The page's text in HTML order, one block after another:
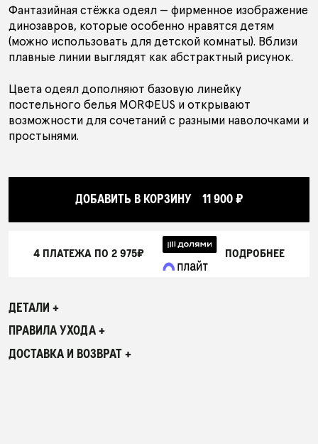
ПОКУПАТЕЛЯМ В ПОДАРОК
КОНТАКТЫ
О БРЕНДЕ
РОССИЯ БЕЛАРУСЬ КАЗАХСТАН
Фантазийная стёжка одеял — фирменное изображение
динозавров, которые особенно нравятся детям
(можно использовать для детской комнаты). Вблизи
плавные линии выглядят как абстрактный рисунок.
Цвета одеял дополняют базовую линейку
постельного белья MORФEUS и открывают
возможности для сочетаний с разными наволочками и
простынями.
ДОБАВИТЬ В КОРЗИНУ 11 900 ₽
4 ПЛАТЕЖА ПО2 975₽ ПОДРОБНЕЕ
ДЕТАЛИ +
ПРАВИЛА УХОДА +
ДОСТАВКА И ВОЗВРАТ +